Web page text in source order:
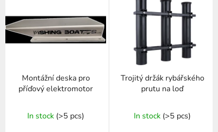
s
t
o
Montážní deska pro
příďový elektromotor
In stock (>5 pcs)
Trojitý držák rybářského
prutu na loď
In stock (>5 pcs)